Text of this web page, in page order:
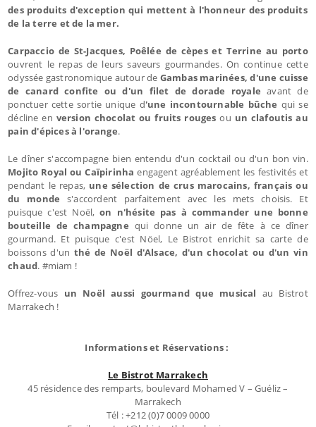
des produits d'exception qui mettent à l'honneur des produits
de la terre et de la mer.
Carpaccio de St-Jacques, Poêlée de cèpes et Terrine au porto
ouvrent le repas de leurs saveurs gourmandes. On continue cette
odyssée gastronomique autour de Gambas marinées, d'une cuisse
de canard confite ou d'un filet de dorade royaleavant de
ponctuer cette sortie unique d'une incontournable bûche qui se
décline en version chocolat ou fruits rouges ou un clafoutis au
pain d'épices à l'orange.
Le dîner s'accompagne bien entendu d'un cocktail ou d'un bon vin.
Mojito Royal ou Caïpirinhaengagent agréablement les festivités et
pendant le repas, une sélection de crus marocains, français ou
du monde s'accordent parfaitement avec les mets choisis. Et
puisque c'est Noël,on n'hésite pas à commander une bonne
bouteille de champagne qui donne un air de fête à ce dîner
gourmand. Et puisque c'est Nöel, Le Bistrot enrichit sa carte de
boissons d'un thé de Noël d'Alsace, d'un chocolat ou d'un vin
chaud. #miam !
Offrez-vous un Noël aussi gourmand que musical au Bistrot
Marrakech !
Informations et Réservations :
Le Bistrot Marrakech
45 résidence des remparts, boulevard Mohamed V – Guéliz –
Marrakech
Tél : +212 (0)7 0009 0000